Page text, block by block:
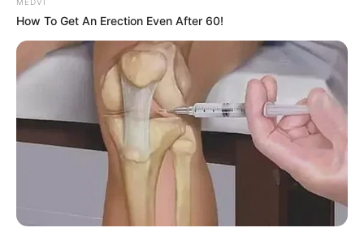
How To Get An Erection Even After 60!